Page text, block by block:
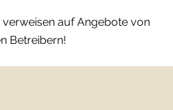
verweisen auf Angebote von
Betreibern!